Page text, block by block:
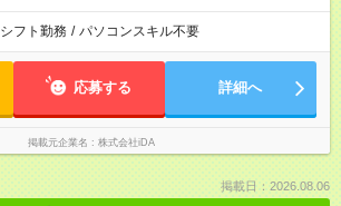
シフト勤務 / パソコンスキル不要
応募する 詳細へ
掲載元企業名 株式会社iDA
掲載日：2026.08.06